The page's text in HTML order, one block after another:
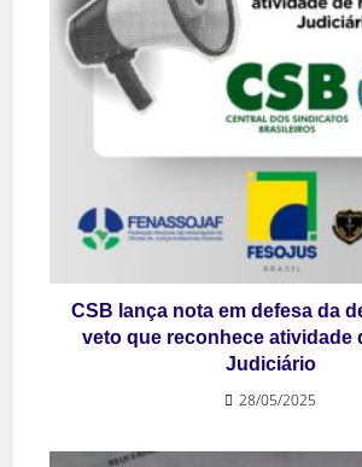
CSB lança nota em defesa da
veto que reconhece atividade
Judiciário
28/05/2025